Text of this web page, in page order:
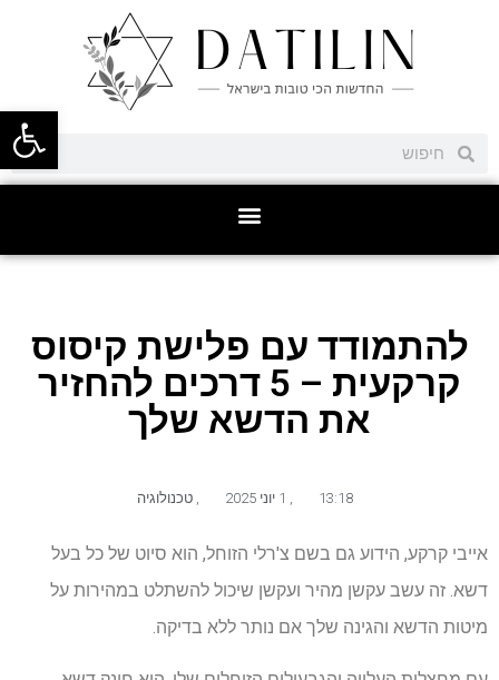
פתח
להתמודד עם פלישת קיסוס
קרקעית – 5 דרכים להחזיר
את הדשא שלך
13:18
,
, טכנולוגיה
אייבי קרקע, הידוע גם בשם צ'רלי הזוחל, הוא סיוט של כל בעל
דשא. זה עשב עקשן מהיר ועקשן שיכול להשתלט במהירות על
מיטות הדשא והגינה שלך אם נותר ללא בדיקה.